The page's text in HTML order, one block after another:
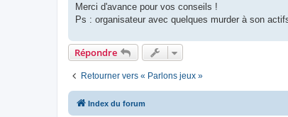
Merci d'avance pour vos conseils !
Ps : organisateur avec quelques murder à son
Répondre
Retourner vers « Parlons jeux »
Index du forum